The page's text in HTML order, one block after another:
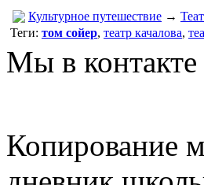
Культурное путешествие →
Теги: том сойер, театр качалова,
Мы в контакте
Копирование